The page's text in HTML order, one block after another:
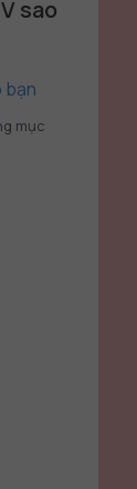
sao
bạn
mục